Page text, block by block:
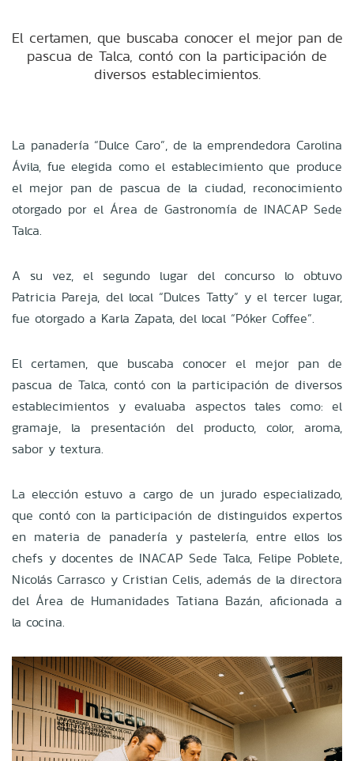
El certamen, que buscaba conocer el mejor pan de
pascua de Talca, contó con la participación de
diversos establecimientos.
La panadería “Dulce Caro”, de la emprendedora Carolina
Ávila, fue elegida como el establecimiento que produce
el mejor pan de pascua de la ciudad, reconocimiento
otorgado por el Área de Gastronomía de INACAP Sede
Talca.
A su vez, el segundo lugar del concurso lo obtuvo
Patricia Pareja, del local “Dulces Tatty” y el tercer lugar,
fue otorgado a Karla Zapata, del local “Póker Coffee”.
El certamen, que buscaba conocer el mejor pan de
pascua de Talca, contó con la participación de diversos
establecimientos y evaluaba aspectos tales como: el
gramaje, la presentación del producto, color, aroma,
sabor y textura.
La elección estuvo a cargo de un jurado especializado,
que contó con la participación de distinguidos expertos
en materia de panadería y pastelería, entre ellos los
chefs y docentes de INACAP Sede Talca, Felipe Poblete,
Nicolás Carrasco y Cristian Celis, además de la directora
del Área de Humanidades Tatiana Bazán, aficionada a
la cocina.